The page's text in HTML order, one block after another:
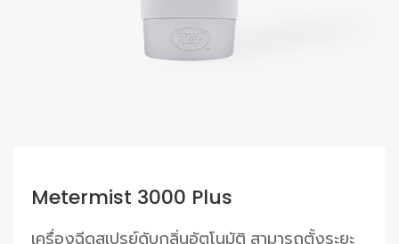
Metermist 3000 Plus
เครื่องฉีดสเปรย์ดับกลิ่นอัตโนมัติ สามารถตั้งระยะ